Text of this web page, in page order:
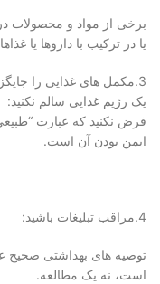
برخی از مواد و
یا در ترکیب با داروها یا
3.مکمل های غذایی را
یک رژیم غذایی سالم نکنید:
فرض نکنید که عبارت
ایمن بودن آن است.
4.مراقب تبلیغات باشید:
توصیه های بهداشتی صحیح
است، نه یک مطالعه.